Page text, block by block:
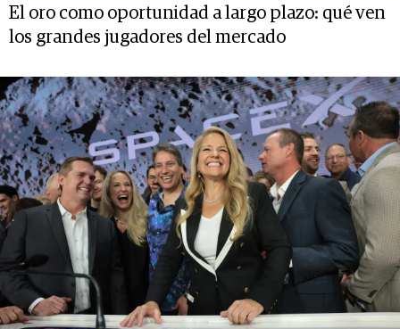
El oro como oportunidad a largo plazo: qué ven
los grandes jugadores del mercado